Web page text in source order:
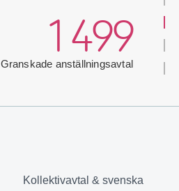
1 499
Granskade anställningsavtal
5 693
3 735
Kollektivavtal & svenska